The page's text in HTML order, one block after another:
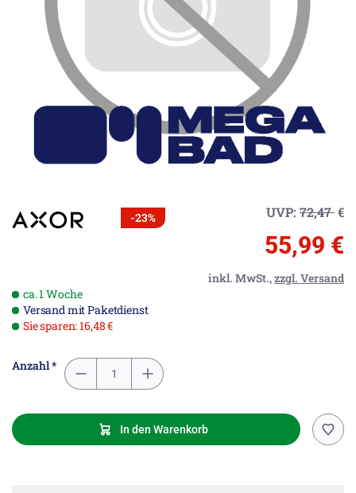
-23% UVP: 72,47€
55,99 €
inkl. MwSt.,zzgl. Versand
ca. 1 Woche
Versand mit Paketdienst
Sie sparen: 16,48 €
Anzahl *
In den Warenkorb